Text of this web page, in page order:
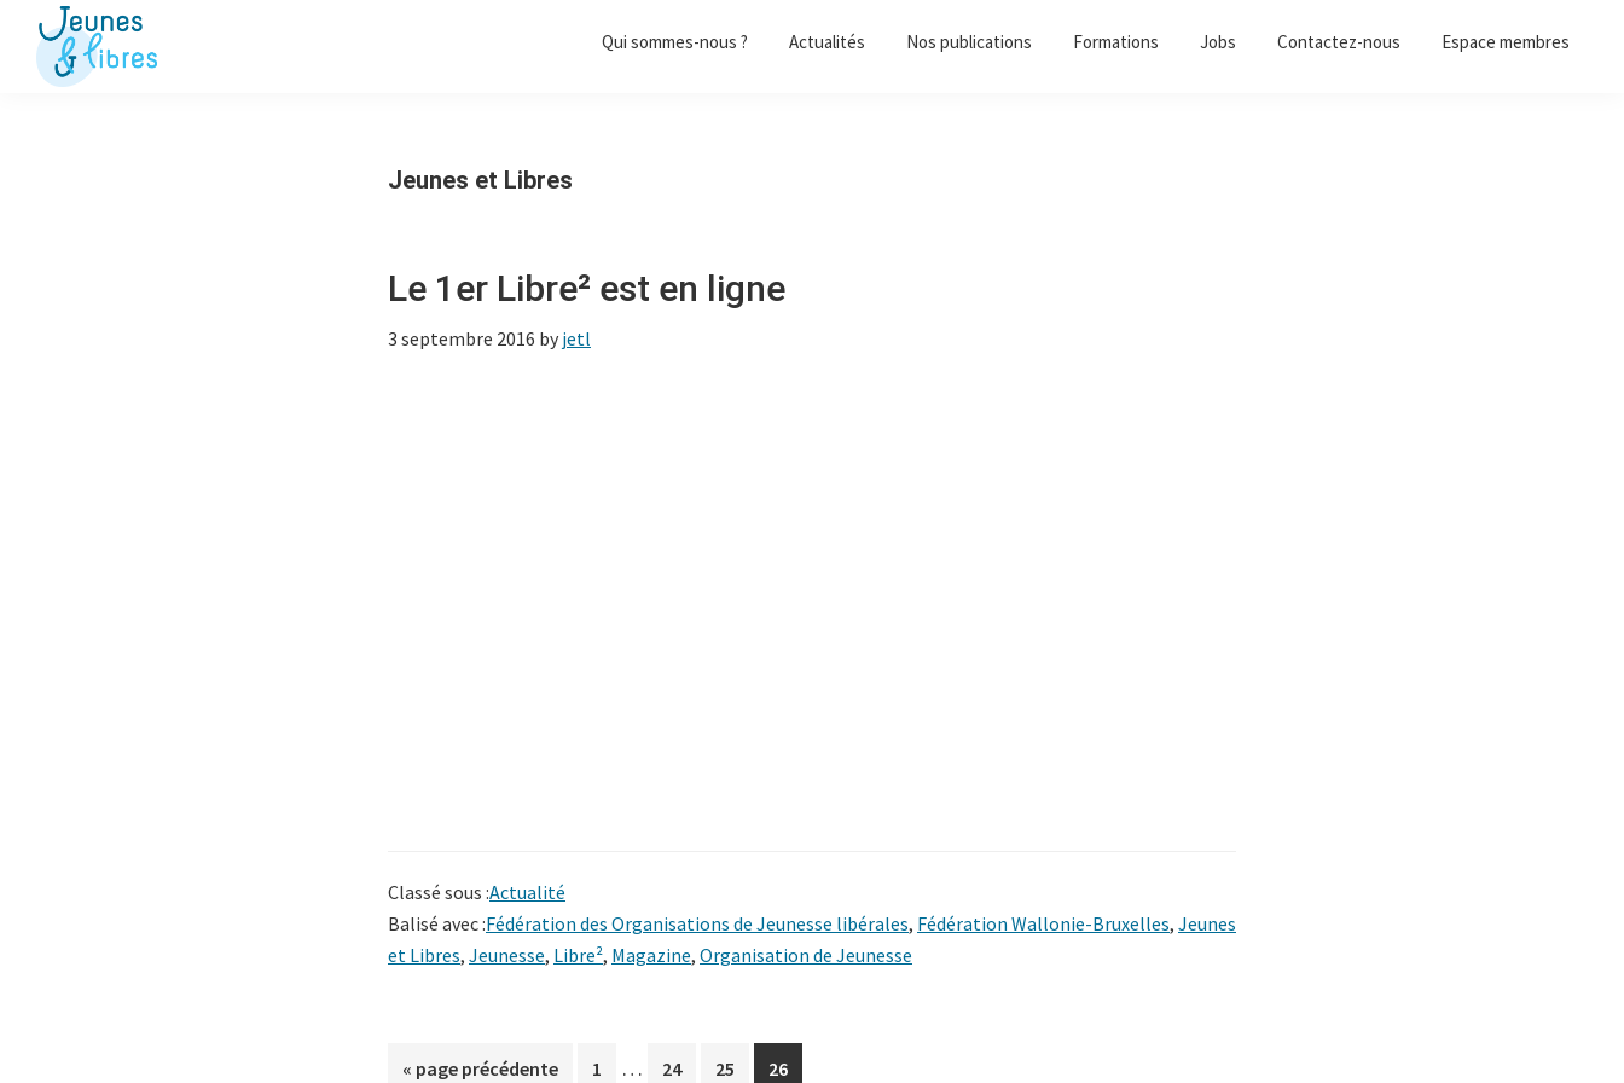
Passer
Passer
contenu
Qui sommes-nous ? Actualités Nos publications Formations Jobs Contactez-nous Espace membres
Jeunes et Libres
Le 1er Libre² est en ligne
3 septembre 2016 by jetl
Classé sous :Actualité
Balisé avec :Fédération des Organisations de Jeunesse libérales, Fédération Wallonie-Bruxelles, Jeunes
et Libres, Jeunesse, Libre², Magazine, Organisation de Jeunesse
« Aller
page précédente Page
1
Pages
… Page
24 Page
25 Page
26